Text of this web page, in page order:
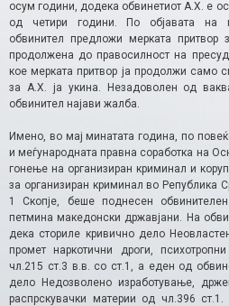
осум години, додека обвинетиот А.Х. е
од четири години. По објавата на
обвинител предложи мерката притвор
продолжена до правосилност на
кое мерката притвор ја продолжи само
за А.Х. ја укина. Незадоволен од
обвинител најави жалба.
Имено, во мај минатата година, по
и меѓународната правна соработка на
гонење на организиран криминал и
за организиран криминал во Република
1 Скопје, беше поднесен
петмина македонски државјани. На
дека сториле кривично дело
промет наркотични дроги,
чл.215 ст.3 в.в. со ст.1, а еден од
дело Недозволено изработување,
распрскувачки материи од чл.396